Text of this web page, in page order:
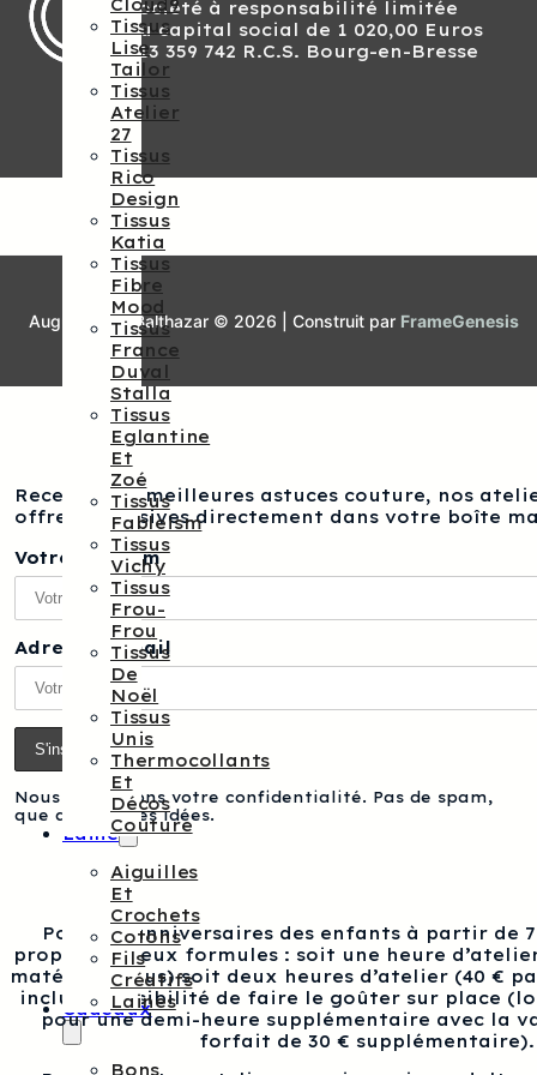
Cloud9
Tissus
Lise
Tailor
Tissus
Atelier
27
Tissus
Rico
Design
Tissus
Katia
Tissus
Fibre
Mood
Tissus
France
Duval
Stalla
Tissus
Eglantine
Et
Zoé
Tissus
Fableism
Tissus
Vichy
Tissus
Frou-
Frou
Tissus
De
Noël
Tissus
Unis
Thermocollants
Et
Décos
Couture
Laine
Aiguilles
Et
Crochets
Cotons
Fils
Créatifs
Laines
Cadeaux
Bons
Société à responsabilité limitée
Au capital social de 1 020,00 Euros
813 359 742 R.C.S. Bourg-en-Bresse
Augustine et Balthazar © 2026 | Construit par FrameGenesis
Recevez nos meilleures astuces couture, nos
offres exclusives directement dans votre boîte
Votre prénom
Adresse e-mail
Nous respectons votre confidentialité. Pas de spam,
que des bonnes idées.
Pour les anniversaires des enfants à partir de
proposons deux formules : soit une heure
matériel inclus) soit deux heures d’atelier (40 €
inclus), possibilité de faire le goûter sur place
pour une demi-heure supplémentaire avec la
forfait de 30 € supplémentaire).